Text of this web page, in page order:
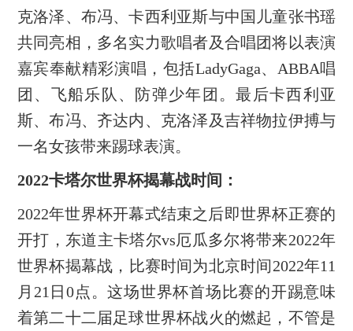
克洛泽、布冯、卡西利亚斯与中国儿童张书瑶
共同亮相，多名实力歌唱者及合唱团将以表演
嘉宾奉献精彩演唱，包括LadyGaga、ABBA唱
团、飞船乐队、防弹少年团。最后卡西利亚
斯、布冯、齐达内、克洛泽及吉祥物拉伊搏与
一名女孩带来踢球表演。
2022卡塔尔世界杯揭幕战时间：
2022年世界杯开幕式结束之后即世界杯正赛的
开打，东道主卡塔尔vs厄瓜多尔将带来2022年
世界杯揭幕战，比赛时间为北京时间2022年11
月21日0点。这场世界杯首场比赛的开踢意味
着第二十二届足球世界杯战火的燃起，不管是